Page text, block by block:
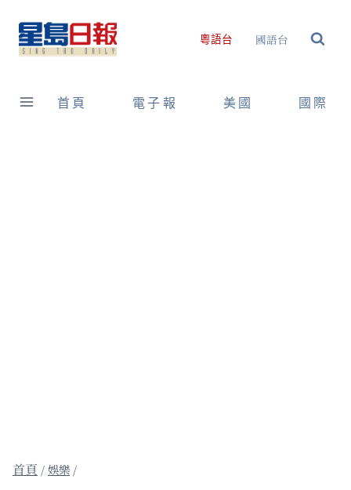
content
粵語台 國語台
首頁 電子報 美國 國際
/娛樂 /